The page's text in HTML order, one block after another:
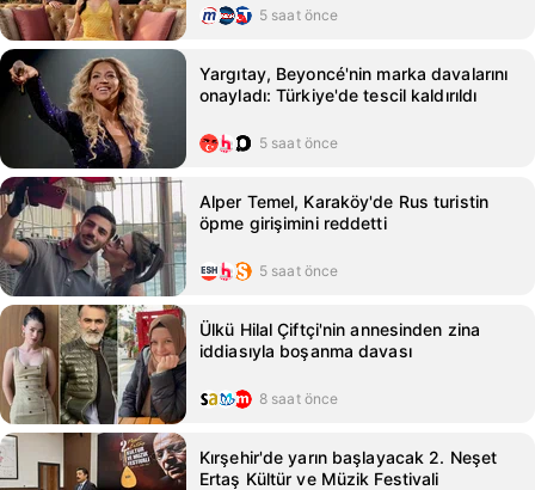
5 saat önce
Yargıtay, Beyoncé'nin marka davalarını
onayladı: Türkiye'de tescil kaldırıldı
5 saat önce
Alper Temel, Karaköy'de Rus turistin
öpme girişimini reddetti
5 saat önce
Ülkü Hilal Çiftçi'nin annesinden zina
iddiasıyla boşanma davası
8 saat önce
Kırşehir'de yarın başlayacak 2. Neşet
Ertaş Kültür ve Müzik Festivali